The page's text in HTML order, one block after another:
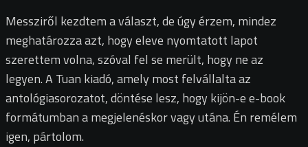
Messziről kezdtem a választ, de úgy érzem, mindez
meghatározza azt, hogy eleve nyomtatott lapot
szerettem volna, szóval fel se merült, hogy ne az
legyen. A Tuan kiadó, amely most felvállalta az
antológiasorozatot, döntése lesz, hogy kijön-e e-book
formátumban a megjelenéskor vagy utána. Én remélem
igen, pártolom.